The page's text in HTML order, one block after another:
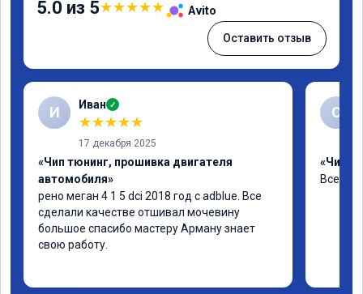
5.0 из 5★★★★★ Avito
Оставить отзыв
И Иван ✓
★★★★★
17 декабря 2025
«Чип тюнинг, прошивка двигателя
автомобиля»
рено меган 4 1 5 dci 2018 год с adblue. Все
сделали качестве отшивал мочевину
большое спасибо мастеру Арману знает
свою работу.
С
«Чип
Все